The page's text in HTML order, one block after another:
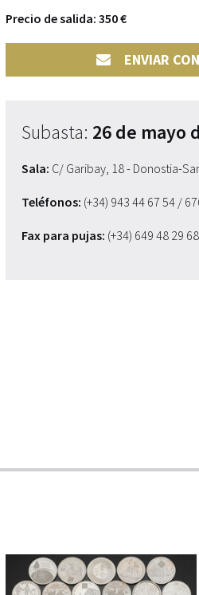
Precio de salida: 350 €
ENVIAR
Subasta: 26 de mayo
Sala: C/ Garibay, 18 - Donostia-
Teléfonos: (+34) 943 44 67 54 /
Fax para pujas: (+34) 649 48 29 68